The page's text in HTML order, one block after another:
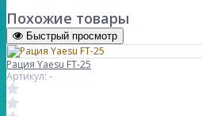
Похожие товары
Быстрый просмотр
Рация Yaesu FT-25
Артикул: -